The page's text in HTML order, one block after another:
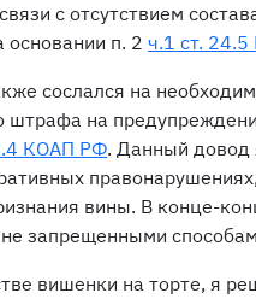
с отсутствием
основании п. 2 ч.1 ст.
сослался на
штрафа на
КОАП РФ. Данный довод
вины. В конце-
запрещенными
вишенки на торте, я